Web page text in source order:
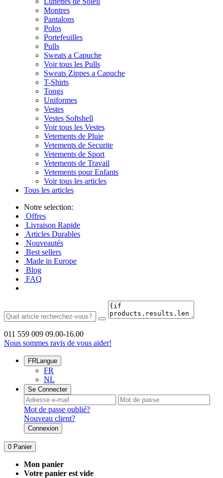
Montres
Pantalons
Polos
Portefeuilles
Pulls
Sweats a Capuche
Voir tous les Pulls
Sweats Zippes a Capuche
T-Shirts
Tongs
Uniformes
Vestes
Vestes Softshell
Voir tous les Vestes
Vetements de Pluie
Vetements de Securite
Vetements de Sport
Vetements de Travail
Vetements pour Enfants
Voir tous les articles
Tous les articles
Notre selection:
Offres
Livraison Rapide
Articles Durables
Nouveautés
Best sellers
Made in Europe
Blog
FAQ
011 559 009 09.00-16.00
Nous sommes ravis de vous aider!
FRLangue
FR
NL
Se Connecter
Mot de passe oublié?
Nouveau client?
Connexion
0 Panier
Mon panier
Votre panier est vide